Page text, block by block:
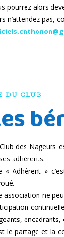
pourrez alors
n’attendez pas,
DU CLUB
des Nageurs
adhérents.
« Adhérent »
association ne
le partage et la